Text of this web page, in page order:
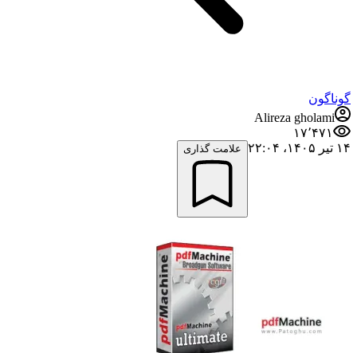
گوناگون
Alireza gholami
۱۷٬۴۷۱
۱۴ تیر ۱۴۰۵،‏ ۲۲:۰۴
علامت گذاری